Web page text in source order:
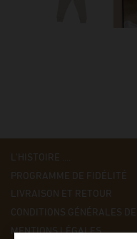
L'HISTOIRE ....
PROGRAMME DE FIDÉLITÉ
LIVRAISON ET RETOUR
CONDITIONS GÉNÉRALES
MENTIONS LÉGALES